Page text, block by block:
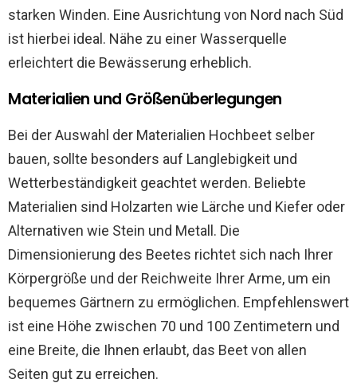
starken Winden. Eine Ausrichtung von Nord nach Süd
ist hierbei ideal. Nähe zu einer Wasserquelle
erleichtert die Bewässerung erheblich.
Materialien und Größenüberlegungen
Bei der Auswahl der Materialien Hochbeet selber
bauen, sollte besonders auf Langlebigkeit und
Wetterbeständigkeit geachtet werden. Beliebte
Materialien sind Holzarten wie Lärche und Kiefer oder
Alternativen wie Stein und Metall. Die
Dimensionierung des Beetes richtet sich nach Ihrer
Körpergröße und der Reichweite Ihrer Arme, um ein
bequemes Gärtnern zu ermöglichen. Empfehlenswert
ist eine Höhe zwischen 70 und 100 Zentimetern und
eine Breite, die Ihnen erlaubt, das Beet von allen
Seiten gut zu erreichen.